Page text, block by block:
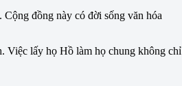
đồng này có đời sống văn hóa
Việc lấy họ Hồ làm họ chung không chỉ